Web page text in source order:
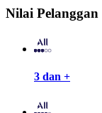
Nilai Pelanggan
3 dan +